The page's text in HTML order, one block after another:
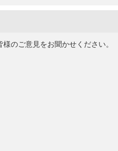
のご意見をお聞かせください。